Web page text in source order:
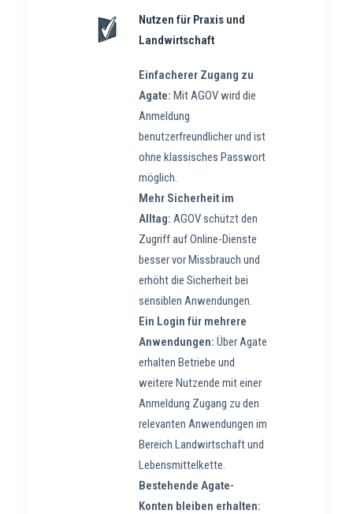
Nutzen für Praxis und
Landwirtschaft
Einfacherer Zugang zu
Agate: Mit AGOV wird die
Anmeldung
benutzerfreundlicher und ist
ohne klassisches Passwort
möglich.
Mehr Sicherheit im
Alltag: AGOV schützt den
Zugriff auf Online-Dienste
besser vor Missbrauch und
erhöht die Sicherheit bei
sensiblen Anwendungen.
Ein Login für mehrere
Anwendungen: Über Agate
erhalten Betriebe und
weitere Nutzende mit einer
Anmeldung Zugang zu den
relevanten Anwendungen im
Bereich Landwirtschaft und
Lebensmittelkette.
Bestehende Agate-
Konten bleiben erhalten: